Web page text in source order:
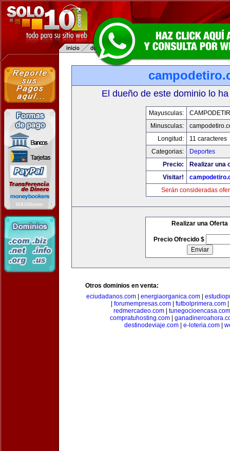
El dueño de este dominio lo
Mayusculas:
Minusculas:
Longitud:
11 caracteres
Categorias:
Deportes
Precio:
Realizar una
Visitar!
Serán consideradas
Realizar una Oferta
Precio Ofrecido $
Otros dominios en venta:
eciudadanos.com| energiaorganica.com|
forumempresas.com futbolprimera.com
redmercadeo.com| tunegocioencasa.com
compratuhosting.com|
destinodeviaje.com
e-loteria.com